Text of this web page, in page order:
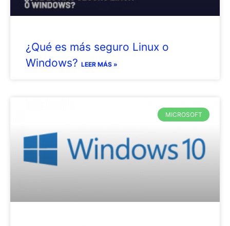
¿Qué es más seguro Linux o
Windows? LEER MÁS »
MICROSOFT